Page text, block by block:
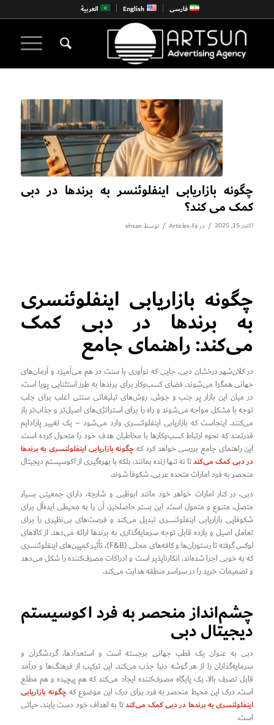
فارسی English العربية
چگونه بازاریابی اینفلوئنسر به برندها در دبی
کمک می کند؟
اکتبر 15, 2025 / درArticles-fa
/ توسط ehsan
چگونه بازاریابی اینفلوئنسری
به برندها در دبی کمک
می‌کند: راهنمای جامع
در کلان‌شهر درخشان دبی، جایی که نوآوری با سنت در هم می‌آمیزد و آرمان‌های
جهانی همگرا می‌شوند، فضای کسب‌وکار برای برندها به طرز استثنایی پویا است.
در میان این بازار پر جنب و جوش، روش‌های تبلیغاتی سنتی اغلب برای جلب
توجه با مشکل مواجه می‌شوند و راه را برای استراتژی‌های اصیل‌تر و جذاب‌تر باز
می‌کنند. اینجاست که بازاریابی اینفلوئنسری وارد می‌شود – یک تغییر پارادایم
قدرتمند که نحوه ارتباط کسب‌وکارها با مخاطبان هدف خود را متحول کرده است.
این راهنمای جامع بررسی خواهد کرد کهچگونه بازاریابی اینفلوئنسری به برندها
در دبی کمک می‌کندتا نه تنها زنده بمانند، بلکه با بهره‌گیری از اکوسیستم دیجیتال
منحصر به فرد امارات متحده عربی، شکوفا شوند.
دبی، در کنار امارات خواهر خود مانند ابوظبی و شارجه، دارای جمعیتی بسیار
متصل، متنوع و متمول است. این بستر حاصلخیز، آن را به محیطی ایده‌آل برای
شکوفایی بازاریابی اینفلوئنسری تبدیل می‌کند و فرصت‌های بی‌نظیری را برای
تعامل اصیل و بازده قابل توجه سرمایه‌گذاری به برندها ارائه می‌دهد. از کالاهای
لوکس گرفته تا رستوران‌ها و کافه‌های محلی (F&B)، تأثیر کمپین‌های اینفلوئنسری
که به خوبی اجرا شده‌اند، انکارناپذیر است و ادراکات مصرف‌کننده را شکل می‌دهد
و تصمیمات خرید را در سراسر منطقه هدایت می‌کند.
چشم‌انداز منحصر به فرد اکوسیستم
دیجیتال دبی
دبی به عنوان یک قطب جهانی برجسته است و استعدادها، گردشگران و
سرمایه‌گذاران را از هر گوشه دنیا جذب می‌کند. این ترکیب از فرهنگ‌ها و درآمد
قابل تصرف بالا، یک پایگاه مصرف‌کننده ایجاد می‌کند که هم پیچیده و هم مطلع
است. درک این محیط منحصر به فرد برای درک این موضوع کهچگونه بازاریابی
اینفلوئنسری به برندها در دبی کمک می‌کندتا به اهداف خود دست یابند، حیاتی
است.